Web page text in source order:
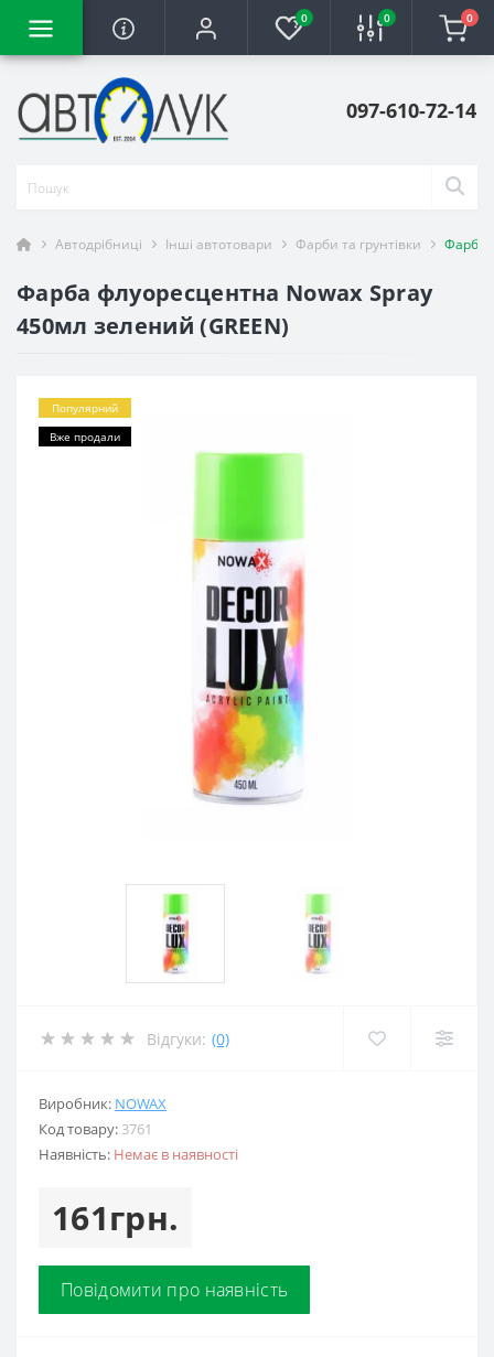
0 0 0
097-610-72-14
Автодрібниці Інші автотовари Фарби та грунтівки Фарба
Фарба флуоресцентна Nowax Spray
450мл зелений (GREEN)
Популярний
Вже продали
Відгуки: (0)
Виробник: NOWAX
Код товару: 3761
Наявність: Немає в наявності
161грн.
Повідомити про наявність